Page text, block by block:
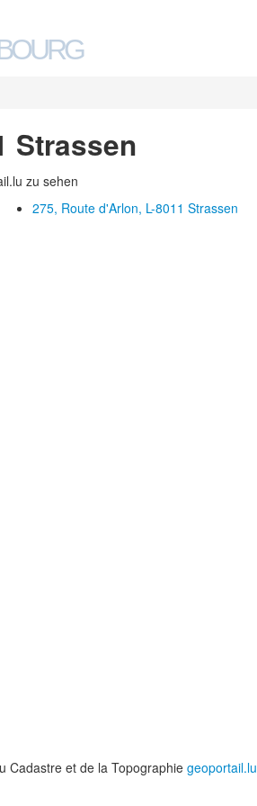
Strassen
zu sehen
275, Route d'Arlon, L-8011 Strassen
Cadastre et de la Topographie geoportail.lu